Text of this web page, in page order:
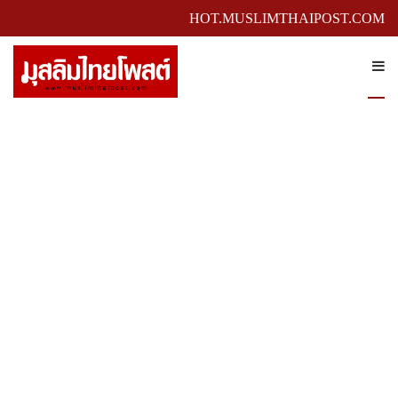
HOT.MUSLIMTHAIPOST.COM